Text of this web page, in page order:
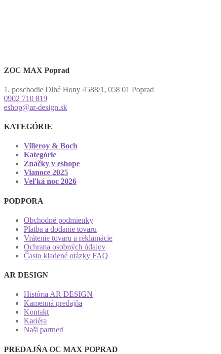
ZOC MAX Poprad
1. poschodie Dlhé Hony 4588/1, 058 01 Poprad
0902 710 819
eshop@ar-design.sk
KATEGÓRIE
Villeroy & Boch
Kategórie
Značky v eshope
Vianoce 2025
Veľká noc 2026
PODPORA
Obchodné podmienky
Platba a dodanie tovaru
Vrátenie tovaru a reklamácie
Ochrana osobných údajov
Často kladené otázky FAQ
AR DESIGN
História AR DESIGN
Kamenná predajňa
Kontakt
Kariéra
Naši partneri
PREDAJŇA OC MAX POPRAD